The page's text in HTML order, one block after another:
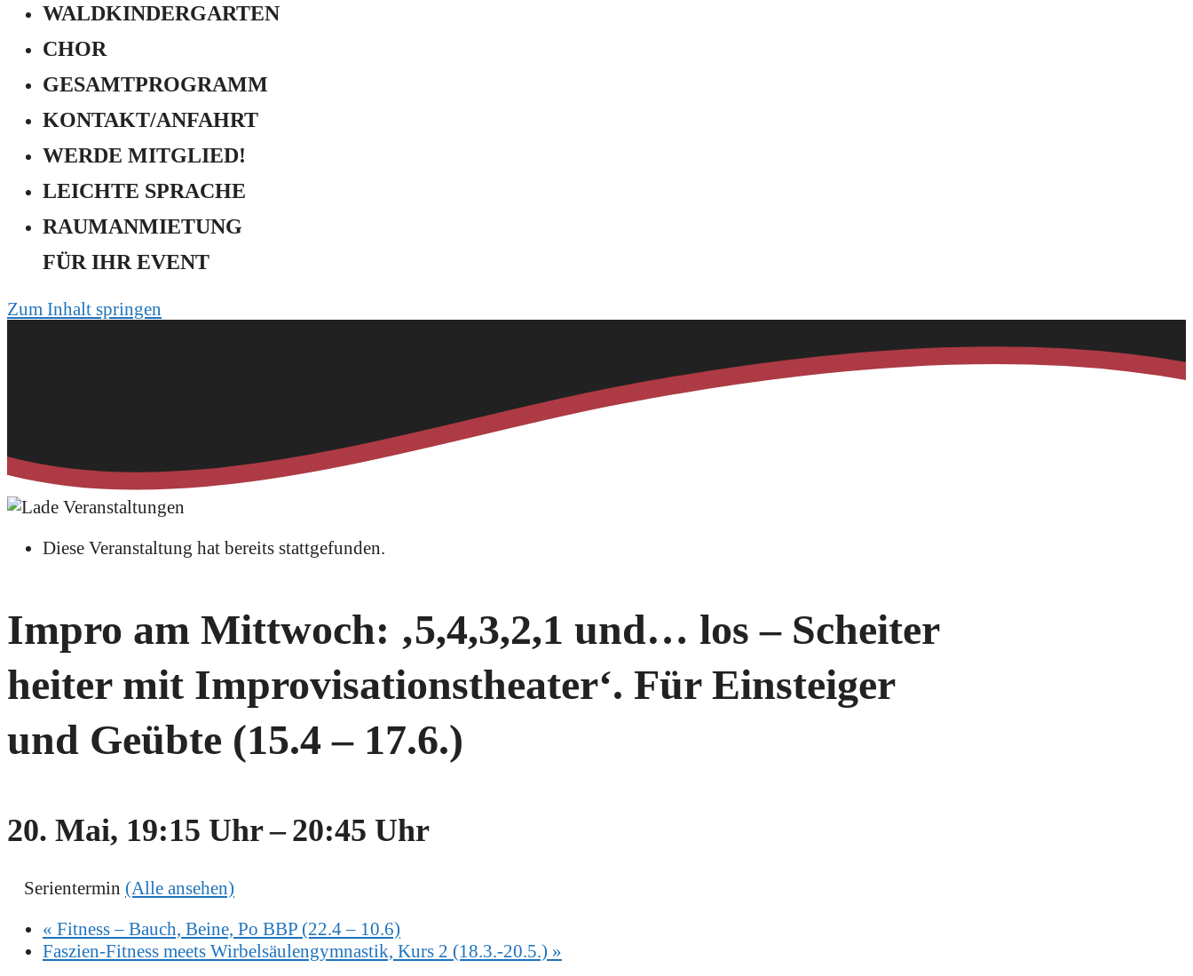
WALDKINDERGARTEN
CHOR
GESAMTPROGRAMM
KONTAKT/ANFAHRT
WERDE MITGLIED!
LEICHTE SPRACHE
RAUMANMIETUNG
FÜR IHR EVENT
Zum Inhalt springen
Diese Veranstaltung hat bereits stattgefunden.
Impro am Mittwoch: ‚5,4,3,2,1 und… los – Scheiter
heiter mit Improvisationstheater‘. Für Einsteiger
und Geübte (15.4 – 17.6.)
20. Mai, 19:15 Uhr–20:45 Uhr
Serientermin (Alle ansehen)
« Fitness – Bauch, Beine, Po BBP (22.4 – 10.6)
Faszien-Fitness meets Wirbelsäulengymnastik, Kurs 2 (18.3.-20.5.) »